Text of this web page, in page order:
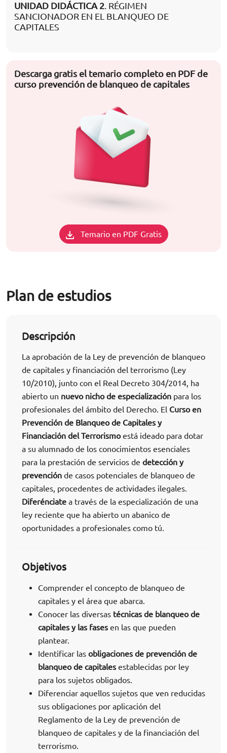
UNIDAD DIDÁCTICA 2. RÉGIMEN
SANCIONADOR EN EL BLANQUEO DE
CAPITALES
Descarga gratis el temario completo en PDF de
curso prevención de blanqueo de capitales
Temario en PDF Gratis
Plan de estudios
Descripción
La aprobación de la Ley de prevención de blanqueo
de capitales y financiación del terrorismo (Ley
10/2010), junto con el Real Decreto 304/2014, ha
abierto un nuevo nicho de especialización para los
profesionales del ámbito del Derecho. El Curso en
Prevención de Blanqueo de Capitales y
Financiación del Terrorismoestá ideado para dotar
a su alumnado de los conocimientos esenciales
para la prestación de servicios de detección y
prevención de casos potenciales de blanqueo de
capitales, procedentes de actividades ilegales.
Diferénciate a través de la especialización de una
ley reciente que ha abierto un abanico de
oportunidades a profesionales como tú.
Objetivos
Comprender el concepto de blanqueo de
capitales y el área que abarca.
Conocer las diversas técnicas de blanqueo de
capitales y las fases en las que pueden
plantear.
Identificar las obligaciones de prevención de
blanqueo de capitales establecidas por ley
para los sujetos obligados.
Diferenciar aquellos sujetos que ven reducidas
sus obligaciones por aplicación del
Reglamento de la Ley de prevención de
blanqueo de capitales y de la financiación del
terrorismo.